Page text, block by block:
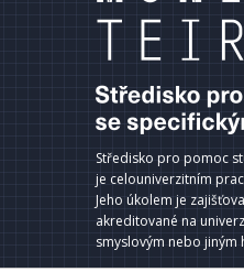
Středisko pro pomoc
je celouniverzitním
Jeho úkolem je
akreditované na
smyslovým nebo jiným